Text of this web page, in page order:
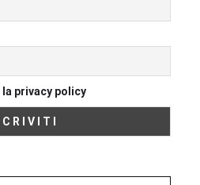
privacy policy